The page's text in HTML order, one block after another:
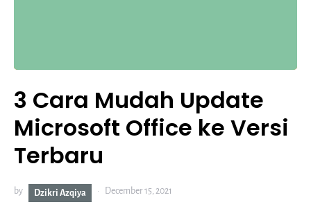
3 Cara Mudah Update
Microsoft Office ke Versi
Terbaru
by Dzikri Azqiya December 15, 2021